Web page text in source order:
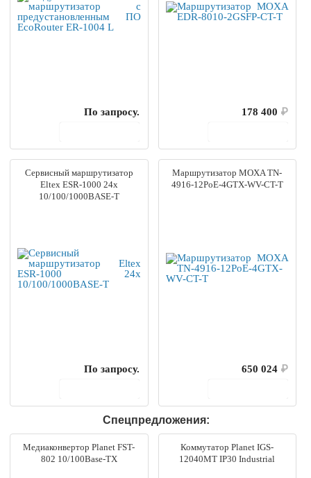
По запросу.
178 400 ₽
Сервисный маршрутизатор
Eltex ESR-1000 24х
10/100/1000BASE-T
По запросу.
Маршрутизатор MOXA TN-
4916-12PoE-4GTX-WV-CT-T
650 024 ₽
Спецпредложения:
Медиаконвертор Planet FST-
802 10/100Base-TX
Коммутатор Planet IGS-
12040MT IP30 Industrial